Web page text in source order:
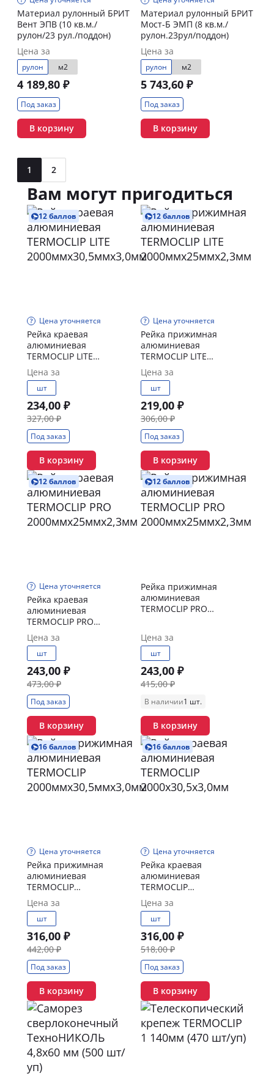
Материал рулонный БРИТ
Вент ЭПВ (10 кв.м./
рулон/23 рул./поддон)
Цена за
рулон м2
4 189,80 ₽
Под заказ
В корзину
Материал рулонный БРИТ
Мост-Б ЭМП (8 кв.м./
рулон.23рул/поддон)
Цена за
рулон м2
5 743,60 ₽
Под заказ
В корзину
1 2
Вам могут пригодиться
12 баллов
Цена уточняется
Рейка краевая
алюминиевая
TERMOCLIP LITE
2000ммх30,5ммх3,0мм
Цена за
шт
234,00 ₽
327,00 ₽
Под заказ
В корзину
12 баллов
Цена уточняется
Рейка прижимная
алюминиевая
TERMOCLIP LITE
2000ммх25ммх2,3мм
Цена за
шт
219,00 ₽
306,00 ₽
Под заказ
В корзину
12 баллов
Цена уточняется
Рейка краевая
алюминиевая
TERMOCLIP PRO
2000ммх25ммх2,3мм
Цена за
шт
243,00 ₽
473,00 ₽
Под заказ
В корзину
12 баллов
Рейка прижимная
алюминиевая
TERMOCLIP PRO
Цена за
шт
243,00 ₽
415,00 ₽
В наличии1 шт.
В корзину
16 баллов
Цена уточняется
Рейка прижимная
алюминиевая
TERMOCLIP
2000ммх30,5ммх3,0мм
Цена за
шт
316,00 ₽
442,00 ₽
Под заказ
В корзину
16 баллов
Цена уточняется
Рейка краевая
алюминиевая
TERMOCLIP
2000х30,5х3,0мм
Цена за
шт
316,00 ₽
518,00 ₽
Под заказ
В корзину